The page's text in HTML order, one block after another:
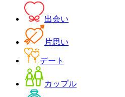
出会い
片思い
デート
カップル